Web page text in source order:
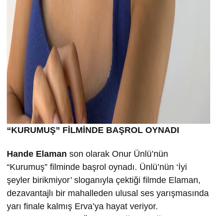
“KURUMUŞ” FİLMİNDE BAŞROL OYNADI
Hande Elaman son olarak Onur Ünlü’nün
“Kurumuş” filminde başrol oynadı. Ünlü’nün ‘İyi
şeyler birikmiyor’ sloganıyla çektiği filmde Elaman,
dezavantajlı bir mahalleden ulusal ses yarışmasında
yarı finale kalmış Erva’ya hayat veriyor.